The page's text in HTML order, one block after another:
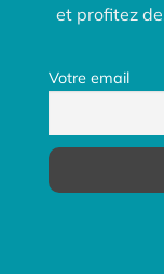
et profitez
Votre email